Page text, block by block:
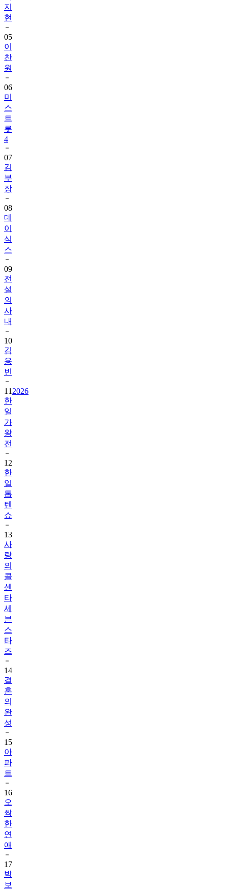
05
이
찬
원
06
미
스
트
롯
4
07
김
부
장
08
데
이
식
스
09
전
설
의
사
내
10
김
용
빈
11
한
일
가
왕
전
12
한
일
톱
텐
쇼
13
사
랑
의
콜
센
타
세
븐
스
타
즈
14
결
혼
의
완
성
15
아
파
트
16
오
싹
한
연
애
17
박
보
검